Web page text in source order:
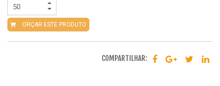
ORÇAR ESTE PRODUTO
COMPARTILHAR: